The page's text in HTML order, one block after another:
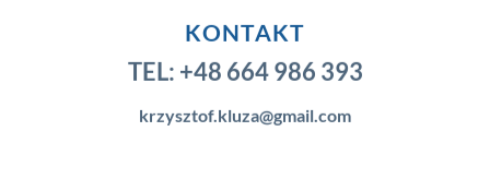
KONTAKT
TEL: +48 664 986 393
krzysztof.kluza@gmail.com